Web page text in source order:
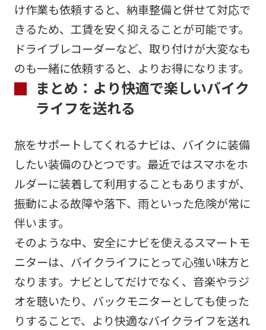
け作業も依頼すると、納車整備と併せて対応で
きるため、工賃を安く抑えることが可能です。
ドライブレコーダーなど、取り付けが大変なも
のも一緒に依頼すると、よりお得になります。
まとめ：より快適で楽しいバイク
ライフを送れる
旅をサポートしてくれるナビは、バイクに装備
したい装備のひとつです。最近ではスマホをホ
ルダーに装着して利用することもありますが、
振動による故障や落下、雨といった危険が常に
伴います。
そのような中、安全にナビを使えるスマートモ
ニターは、バイクライフにとって心強い味方と
なります。ナビとしてだけでなく、音楽やラジ
オを聴いたり、バックモニターとしても使った
りすることで、より快適なバイクライフを送れ